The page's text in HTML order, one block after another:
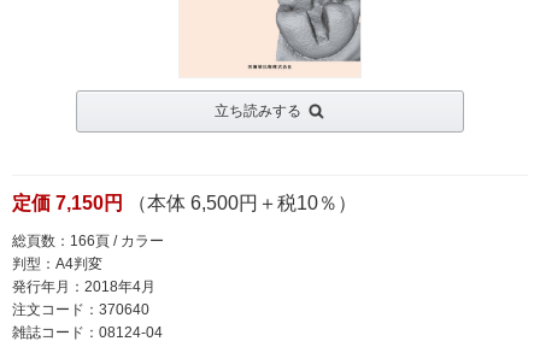
立ち読みする
定価 7,150円 （本体 6,500円＋税10％）
総頁数：166頁 / カラー
判型：A4判変
発行年月：2018年4月
注文コード：370640
雑誌コード：08124-04